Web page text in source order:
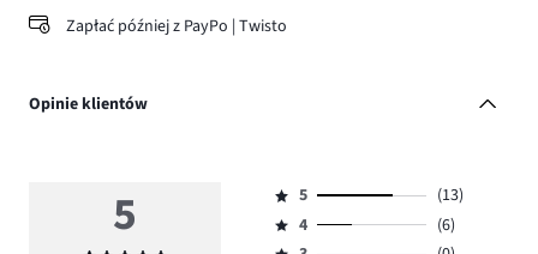
Zapłać później z PayPo | Twisto
Opinie klientów
5
Ocena
5,
5
(13)
Ocena
4
(6)